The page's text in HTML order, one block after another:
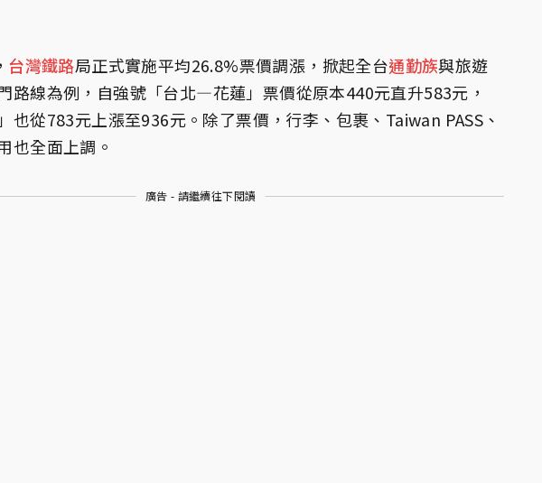
台灣鐵路局正式實施平均26.8%票價調漲，掀起全台通勤族與旅遊
路線為例，自強號「台北—花蓮」票價從原本440元直升583元，
也從783元上漲至936元。除了票價，行李、包裹、Taiwan PASS、
也全面上調。
廣告 - 請繼續往下閱讀